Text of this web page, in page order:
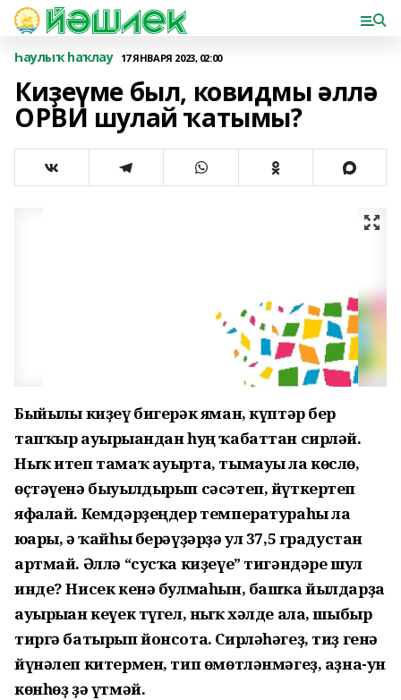
Һаулыҡ һаҡлау 17 ЯНВАРЯ 2023, 02:00
Киҙеүме был, ковидмы әллә
ОРВИ шулай ҡатымы?
Быйылғы киҙеү бигерәк яман, күптәр бер
тапҡыр ауырығандан һуң ҡабаттан сирләй.
Ныҡ итеп тамаҡ ауырта, тымауы ла көслө,
өҫтәүенә быуылдырып сәсәтеп, йүткертеп
яфалай. Кемдәрҙеңдер температураһы ла
юғары, ә ҡайһы берәүҙәрҙә ул 37,5 градустан
артмай. Әллә “сусҡа киҙеүе” тигәндәре шул
инде? Нисек кенә булмаһын, башҡа йылдарҙа
ауырыған кеүек түгел, ныҡ хәлде ала, шыбыр
тиргә батырып йонсота. Сирләһәгеҙ, тиҙ генә
йүнәлеп китермен, тип өмөтләнмәгеҙ, аҙна-ун
көнһөҙ ҙә үтмәй.